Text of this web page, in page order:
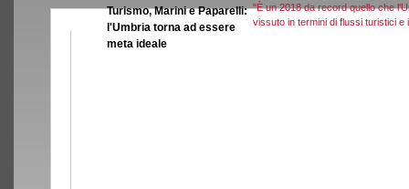
Turismo, Marini e Paparelli:
l'Umbria torna ad essere
meta ideale
"È un 2018 da record quello che
vissuto in termini di flussi turistici e